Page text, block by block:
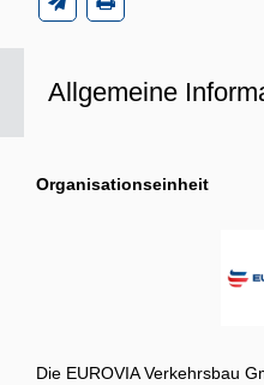
Allgemeine
Organisationseinheit
Die EUROVIA Verkehrsbau